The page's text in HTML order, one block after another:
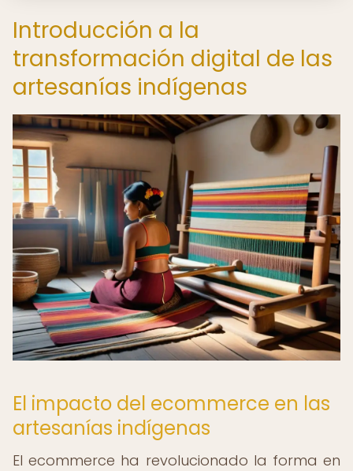
Introducción a la
transformación digital de las
artesanías indígenas
El impacto del ecommerce en las
artesanías indígenas
El ecommerce ha revolucionado la forma en